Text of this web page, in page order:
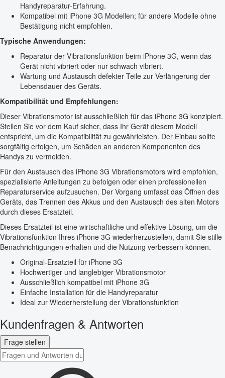
Handyreparatur-Erfahrung.
Kompatibel mit iPhone 3G Modellen; für andere Modelle ohne
Bestätigung nicht empfohlen.
Typische Anwendungen:
Reparatur der Vibrationsfunktion beim iPhone 3G, wenn das
Gerät nicht vibriert oder nur schwach vibriert.
Wartung und Austausch defekter Teile zur Verlängerung der
Lebensdauer des Geräts.
Kompatibilität und Empfehlungen:
Dieser Vibrationsmotor ist ausschließlich für das iPhone 3G konzipiert.
Stellen Sie vor dem Kauf sicher, dass Ihr Gerät diesem Modell
entspricht, um die Kompatibilität zu gewährleisten. Der Einbau sollte
sorgfältig erfolgen, um Schäden an anderen Komponenten des
Handys zu vermeiden.
Für den Austausch des iPhone 3G Vibrationsmotors wird empfohlen,
spezialisierte Anleitungen zu befolgen oder einen professionellen
Reparaturservice aufzusuchen. Der Vorgang umfasst das Öffnen des
Geräts, das Trennen des Akkus und den Austausch des alten Motors
durch dieses Ersatzteil.
Dieses Ersatzteil ist eine wirtschaftliche und effektive Lösung, um die
Vibrationsfunktion Ihres iPhone 3G wiederherzustellen, damit Sie stille
Benachrichtigungen erhalten und die Nutzung verbessern können.
Original-Ersatzteil für iPhone 3G
Hochwertiger und langlebiger Vibrationsmotor
Ausschließlich kompatibel mit iPhone 3G
Einfache Installation für die Handyreparatur
Ideal zur Wiederherstellung der Vibrationsfunktion
Kundenfragen & Antworten
Frage stellen